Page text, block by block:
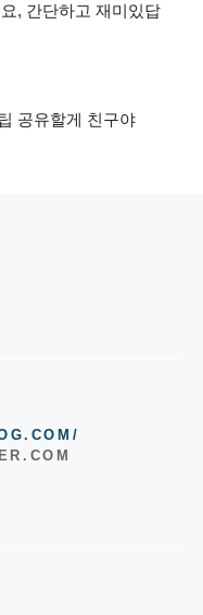
, 간단하고 재미있답
공유할게 친구야